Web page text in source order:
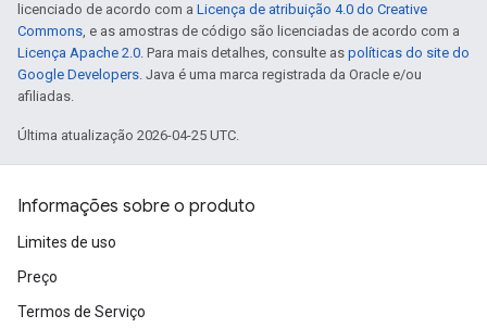
licenciado de acordo com a Licença de atribuição 4.0 do Creative
Commons, e as amostras de código são licenciadas de acordo com a
Licença Apache 2.0. Para mais detalhes, consulte as políticas do site do
Google Developers. Java é uma marca registrada da Oracle e/ou
afiliadas.
Última atualização 2026-04-25 UTC.
Informações sobre o produto
Limites de uso
Preço
Termos de Serviço